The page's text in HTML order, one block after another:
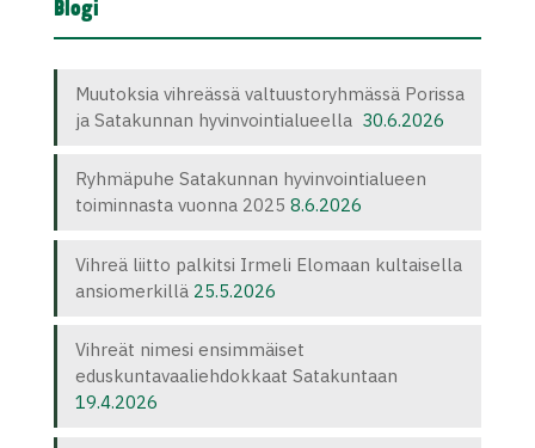
Blogi
Muutoksia vihreässä valtuustoryhmässä Porissa
ja Satakunnan hyvinvointialueella 30.6.2026
Ryhmäpuhe Satakunnan hyvinvointialueen
toiminnasta vuonna 2025 8.6.2026
Vihreä liitto palkitsi Irmeli Elomaan kultaisella
ansiomerkillä 25.5.2026
Vihreät nimesi ensimmäiset
eduskuntavaaliehdokkaat Satakuntaan
19.4.2026